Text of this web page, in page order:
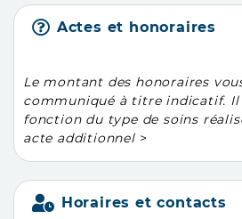
Actes et honoraires
Le montant des honoraires
communiqué à titre indicatif. Il
fonction du type de soins
acte additionnel >
Horaires et contacts